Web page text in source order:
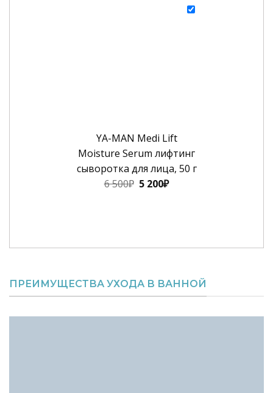
YA-MAN Medi Lift
Moisture Serum лифтинг
сыворотка для лица, 50 г
6 500₽ Первоначальная
5 200₽Текущая
ПРЕИМУЩЕСТВА УХОДА В ВАННОЙ